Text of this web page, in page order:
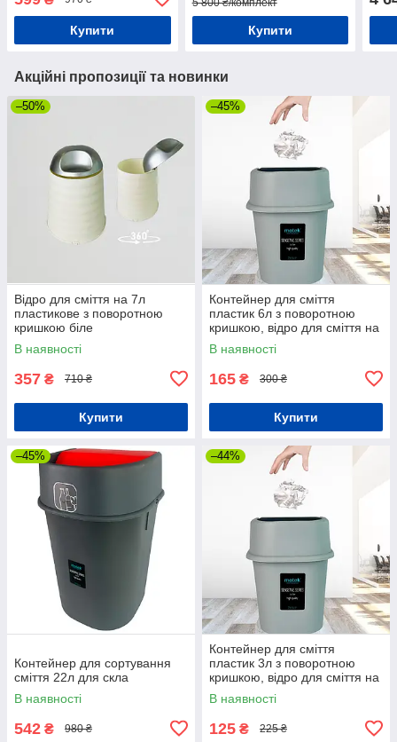
Купити Купити
Акційні пропозиції та новинки
–50%
Відро для сміття на 7л
пластикове з поворотною
кришкою біле
В наявності
357 ₴ 710 ₴
Купити
–45%
Контейнер для сміття
пластик 6л з поворотною
кришкою, відро для сміття на
6л пластикове
В наявності
165 ₴ 300 ₴
Купити
–45%
Контейнер для сортування
сміття 22л для скла
В наявності
542 ₴ 980 ₴
–44%
Контейнер для сміття
пластик 3л з поворотною
кришкою, відро для сміття на
3л пластикове
В наявності
125 ₴ 225 ₴